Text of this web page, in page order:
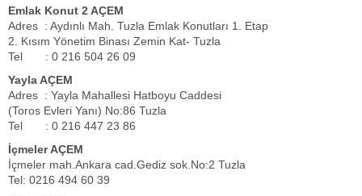
Emlak Konut 2 AÇEM
Adres : Aydınlı Mah. Tuzla Emlak Konutları 1. Etap
2. Kısım Yönetim Binası Zemin Kat- Tuzla
Tel : 0 216 504 26 09
Yayla AÇEM
Adres : Yayla Mahallesi Hatboyu Caddesi
(Toros Evleri Yanı) No:86 Tuzla
Tel : 0 216 447 23 86
İçmeler AÇEM
İçmeler mah.Ankara cad.Gediz sok.No:2 Tuzla
Tel: 0216 494 60 39